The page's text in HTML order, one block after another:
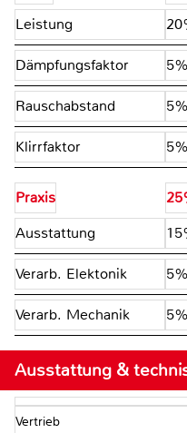
Leistung
Dämpfungsfaktor 5%
Rauschabstand 5%
Klirrfaktor 5%
Praxis
Ausstattung
Verarb. Elektonik 5%
Verarb. Mechanik 5%
Ausstattung &
Vertrieb